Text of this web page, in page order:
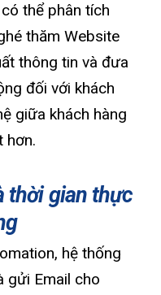
thể phân tích
thăm Website
thông tin và đưa
đối với khách
giữa khách hàng
hơn.
thời gian thực
hệ thống
gửi Email cho